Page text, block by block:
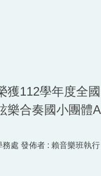
獲112學年度全國
樂合奏國小團體A
務處 發佈者 : 賴音樂班執行